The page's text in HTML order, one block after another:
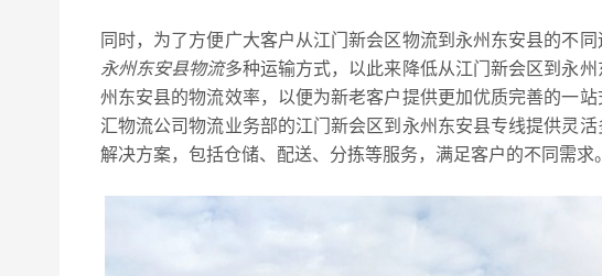
同时，为了方便广大客户从江门新会区物流到永州东安县的不同
永州东安县物流多种运输方式，以此来降低从江门新会区到永
州东安县的物流效率，以便为新老客户提供更加优质完善的一站
汇物流公司物流业务部的江门新会区到永州东安县专线提供灵
解决方案，包括仓储、配送、分拣等服务，满足客户的不同需求。